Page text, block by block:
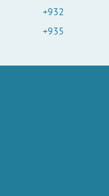
+932
+935